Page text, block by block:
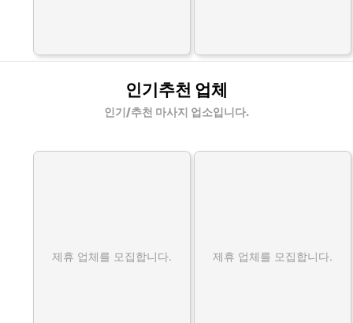
인기추천 업체
인기/추천 마사지 업소입니다.
제휴 업체를 모집합니다. 제휴 업체를 모집합니다.